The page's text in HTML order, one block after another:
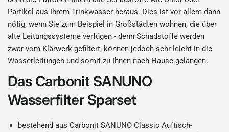
Partikel aus Ihrem Trinkwasser heraus. Dies ist vor allem dann
nötig, wenn Sie zum Beispiel in Großstädten wohnen, die über
alte Leitungssysteme verfügen - denn Schadstoffe werden
zwar vom Klärwerk gefiltert, können jedoch sehr leicht in die
Wasserleitungen und somit zu Ihnen nach Hause gelangen.
Das Carbonit SANUNO
Wasserfilter Sparset
bestehend aus Carbonit SANUNO Classic Auftisch-